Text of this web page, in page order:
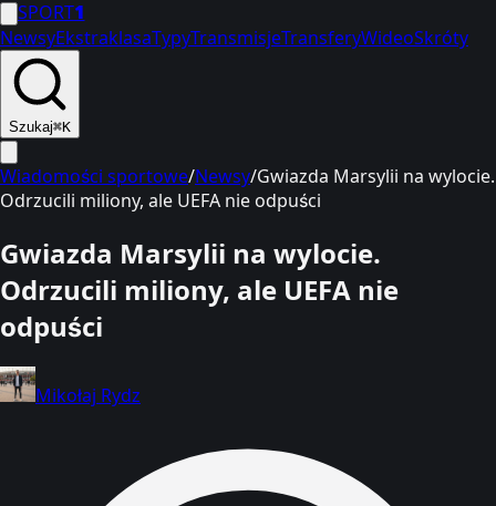
SPORT1
NewsyEkstraklasaTypyTransmisjeTransferyWideoSkróty
Szukaj⌘K
Wiadomości sportowe/Newsy/Gwiazda Marsylii na wylocie.
Odrzucili miliony, ale UEFA nie odpuści
Gwiazda Marsylii na wylocie.
Odrzucili miliony, ale UEFA nie
odpuści
Mikołaj Rydz